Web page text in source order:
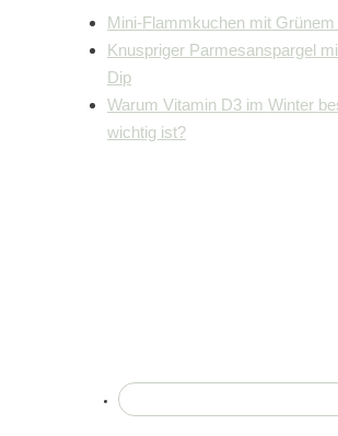
Mini-Flammkuchen mit Grünem
Knuspriger Parmesanspargel
Dip
Warum Vitamin D3 im Winter
wichtig ist?